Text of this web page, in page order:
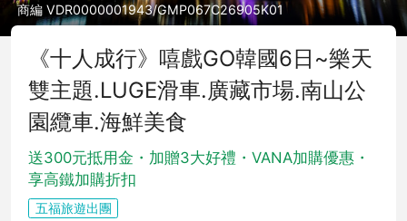
商編 VDR0000001943/GMP067C26905K01
《十人成行》嘻戲GO韓國6日~樂天
雙主題.LUGE滑車.廣藏市場.南山公
園纜車.海鮮美食
送300元抵用金・加贈3大好禮・VANA加購優惠・
享高鐵加購折扣
五福旅遊出團